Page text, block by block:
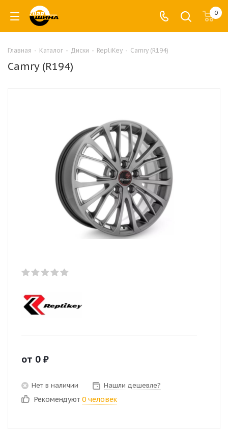
0
Главная - Каталог - Диски - RepliKey - Camry (R194)
Camry (R194)
от 0 ₽
Нет в наличии Нашли дешевле?
Рекомендуют 0 человек